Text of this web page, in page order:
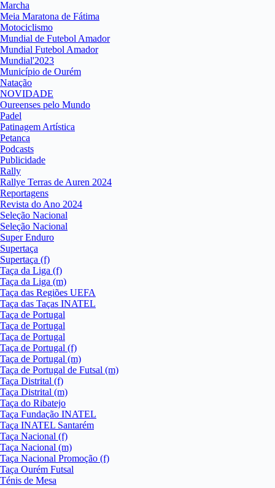
Marcha
Meia Maratona de Fátima
Motociclismo
Mundial de Futebol Amador
Mundial Futebol Amador
Mundial'2023
Município de Ourém
Natação
NOVIDADE
Oureenses pelo Mundo
Padel
Patinagem Artística
Petanca
Podcasts
Publicidade
Rally
Rallye Terras de Auren 2024
Reportagens
Revista do Ano 2024
Seleção Nacional
Seleção Nacional
Super Enduro
Supertaça
Supertaça (f)
Taça da Liga (f)
Taça da Liga (m)
Taça das Regiões UEFA
Taça das Taças INATEL
Taça de Portugal
Taça de Portugal
Taça de Portugal
Taça de Portugal (f)
Taça de Portugal (m)
Taça de Portugal de Futsal (m)
Taça Distrital (f)
Taça Distrital (m)
Taça do Ribatejo
Taça Fundação INATEL
Taça INATEL Santarém
Taça Nacional (f)
Taça Nacional (m)
Taça Nacional Promoção (f)
Taça Ourém Futsal
Ténis de Mesa